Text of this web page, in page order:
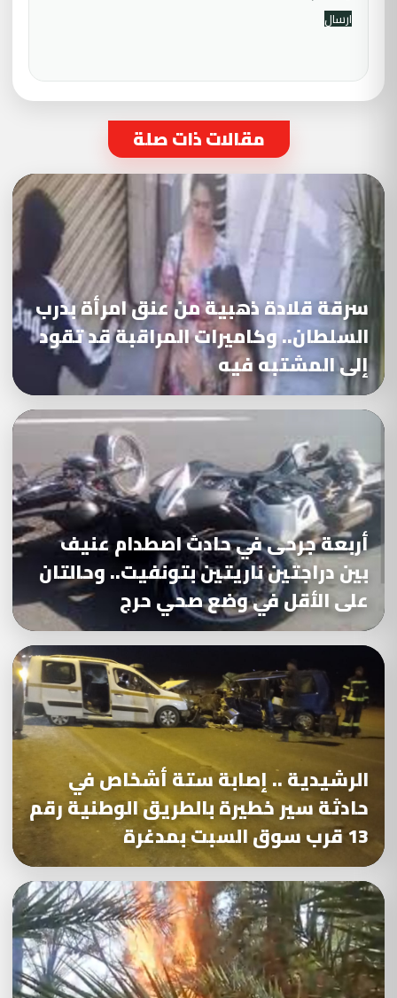
مقالات ذات صلة
سرقة قلادة ذهبية من عنق امرأة بدرب
السلطان.. وكاميرات المراقبة قد تقود
إلى المشتبه فيه
أربعة جرحى في حادث اصطدام عنيف
بين دراجتين ناريتين بتونفيت.. وحالتان
على الأقل في وضع صحي حرج
الرشيدية .. إصابة ستة أشخاص في
حادثة سير خطيرة بالطريق الوطنية رقم
13 قرب سوق السبت بمدغرة